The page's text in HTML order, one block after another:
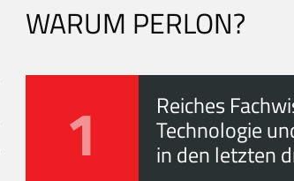
WARUM PERLON?
1 Reiches
Technologie
in den letzten